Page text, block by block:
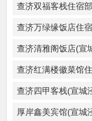
查济双福客栈住宿
查济万绿缘饭店住
查济清雅阁饭店(宣
查济红满楼徽菜馆
查济四甲客栈(宣城
厚岸鑫美宾馆(宣城